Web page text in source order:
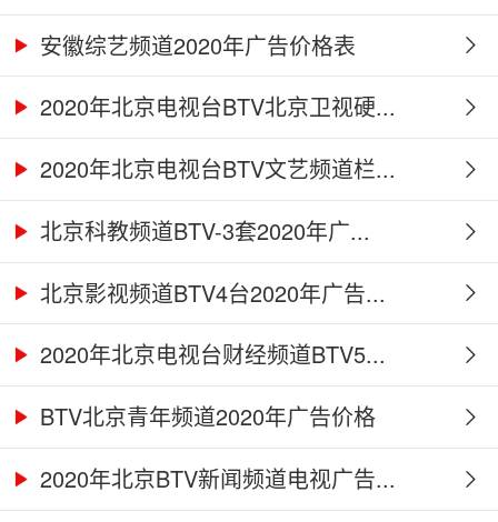
安徽综艺频道2020年广告价格表
2020年北京电视台BTV北京卫视硬...
2020年北京电视台BTV文艺频道栏...
北京科教频道BTV-3套2020年广...
北京影视频道BTV4台2020年广告...
2020年北京电视台财经频道BTV5...
BTV北京青年频道2020年广告价格
2020年北京BTV新闻频道电视广告...